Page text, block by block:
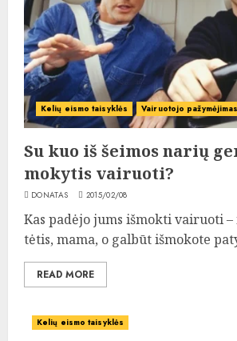
Kelių eismo taisyklės Vairuotojo pažymėjimas
Su kuo iš šeimos narių
mokytis vairuoti?
DONATAS 2015/02/08
Kas padėjo jums išmokti vairuoti
tėtis, mama, o galbūt išmokote
READ MORE
Kelių eismo taisyklės